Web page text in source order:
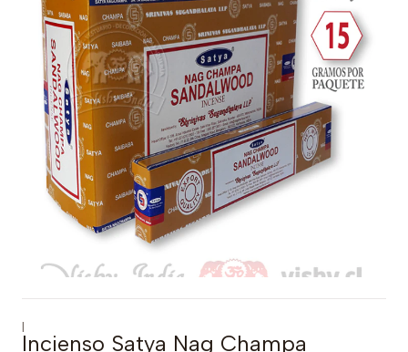
|
Incienso Satya Nag Champa